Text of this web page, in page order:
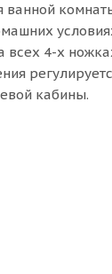
ванной
4-х
кабины.